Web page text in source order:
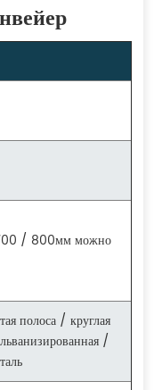
/ 800мм можно
полоса / круглая
/